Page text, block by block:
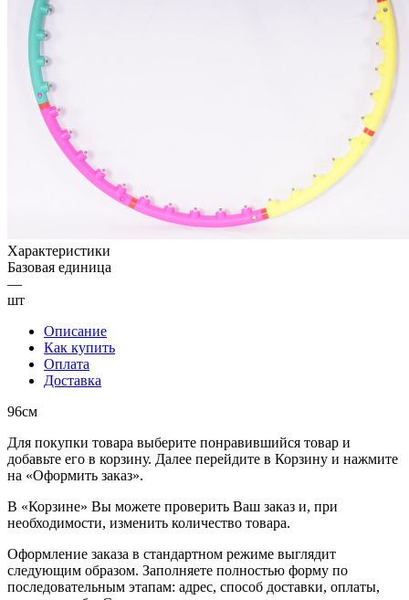
Характеристики
Базовая единица
—
шт
Описание
Как купить
Оплата
Доставка
96см
Для покупки товара выберите понравившийся товар и
добавьте его в корзину. Далее перейдите в Корзину и нажмите
на «Оформить заказ».
В «Корзине» Вы можете проверить Ваш заказ и, при
необходимости, изменить количество товара.
Оформление заказа в стандартном режиме выглядит
следующим образом. Заполняете полностью форму по
последовательным этапам: адрес, способ доставки, оплаты,